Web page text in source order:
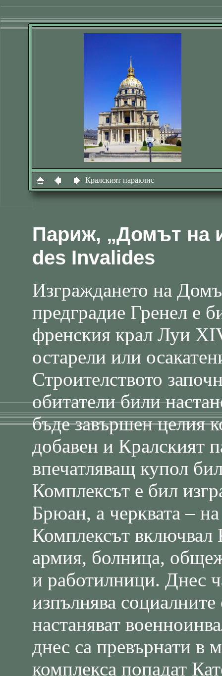
Париж, „Домът на
des Invalides
Изграждането на
предградие Гренел е
френския крал Луи
остарели или
Строителството
обитатели били
бъде завършен целия
добавен и Кралският
впечатляващ купол
Комплексът е бил
Брюан, а черквата –
Комплексът включвал
армия, болница,
и работилници. Днес
изпълнява
настаняват
днес са превърнати в
комплекса попадат
Кралският параклис